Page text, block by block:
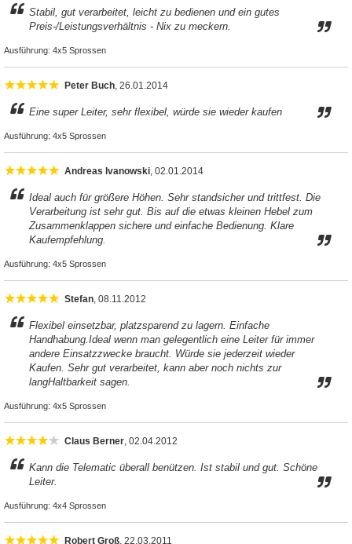
Stabil, gut verarbeitet, leicht zu bedienen und ein gutes
Preis-/Leistungsverhältnis - Nix zu meckern.
Ausführung: 4x5 Sprossen
Peter Buch, 26.01.2014
Eine super Leiter, sehr flexibel, würde sie wieder kaufen
Ausführung: 4x5 Sprossen
Andreas Ivanowski, 02.01.2014
Ideal auch für größere Höhen. Sehr standsicher und trittfest. Die
Verarbeitung ist sehr gut. Bis auf die etwas kleinen Hebel zum
Zusammenklappen sichere und einfache Bedienung. Klare
Kaufempfehlung.
Ausführung: 4x5 Sprossen
Stefan, 08.11.2012
Flexibel einsetzbar, platzsparend zu lagern. Einfache
Handhabung.Ideal wenn man gelegentlich eine Leiter für immer
andere Einsatzzwecke braucht. Würde sie jederzeit wieder
Kaufen. Sehr gut verarbeitet, kann aber noch nichts zur
langHaltbarkeit sagen.
Ausführung: 4x5 Sprossen
Claus Berner, 02.04.2012
Kann die Telematic überall benützen. Ist stabil und gut. Schöne
Leiter.
Ausführung: 4x4 Sprossen
Robert Groß, 22.03.2011